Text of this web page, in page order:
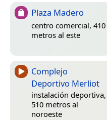
Plaza Madero
centro comercial, 410
metros al este
Complejo
Deportivo Merliot
instalación deportiva,
510 metros al
noroeste